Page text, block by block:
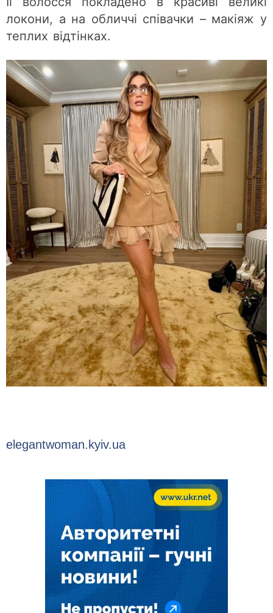
локони, а на обличчі співачки – макіяж у
теплих відтінках.
elegantwoman.kyiv.ua